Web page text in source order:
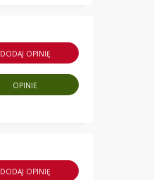
DODAJ OPINIĘ
OPINIE
DODAJ OPINIĘ